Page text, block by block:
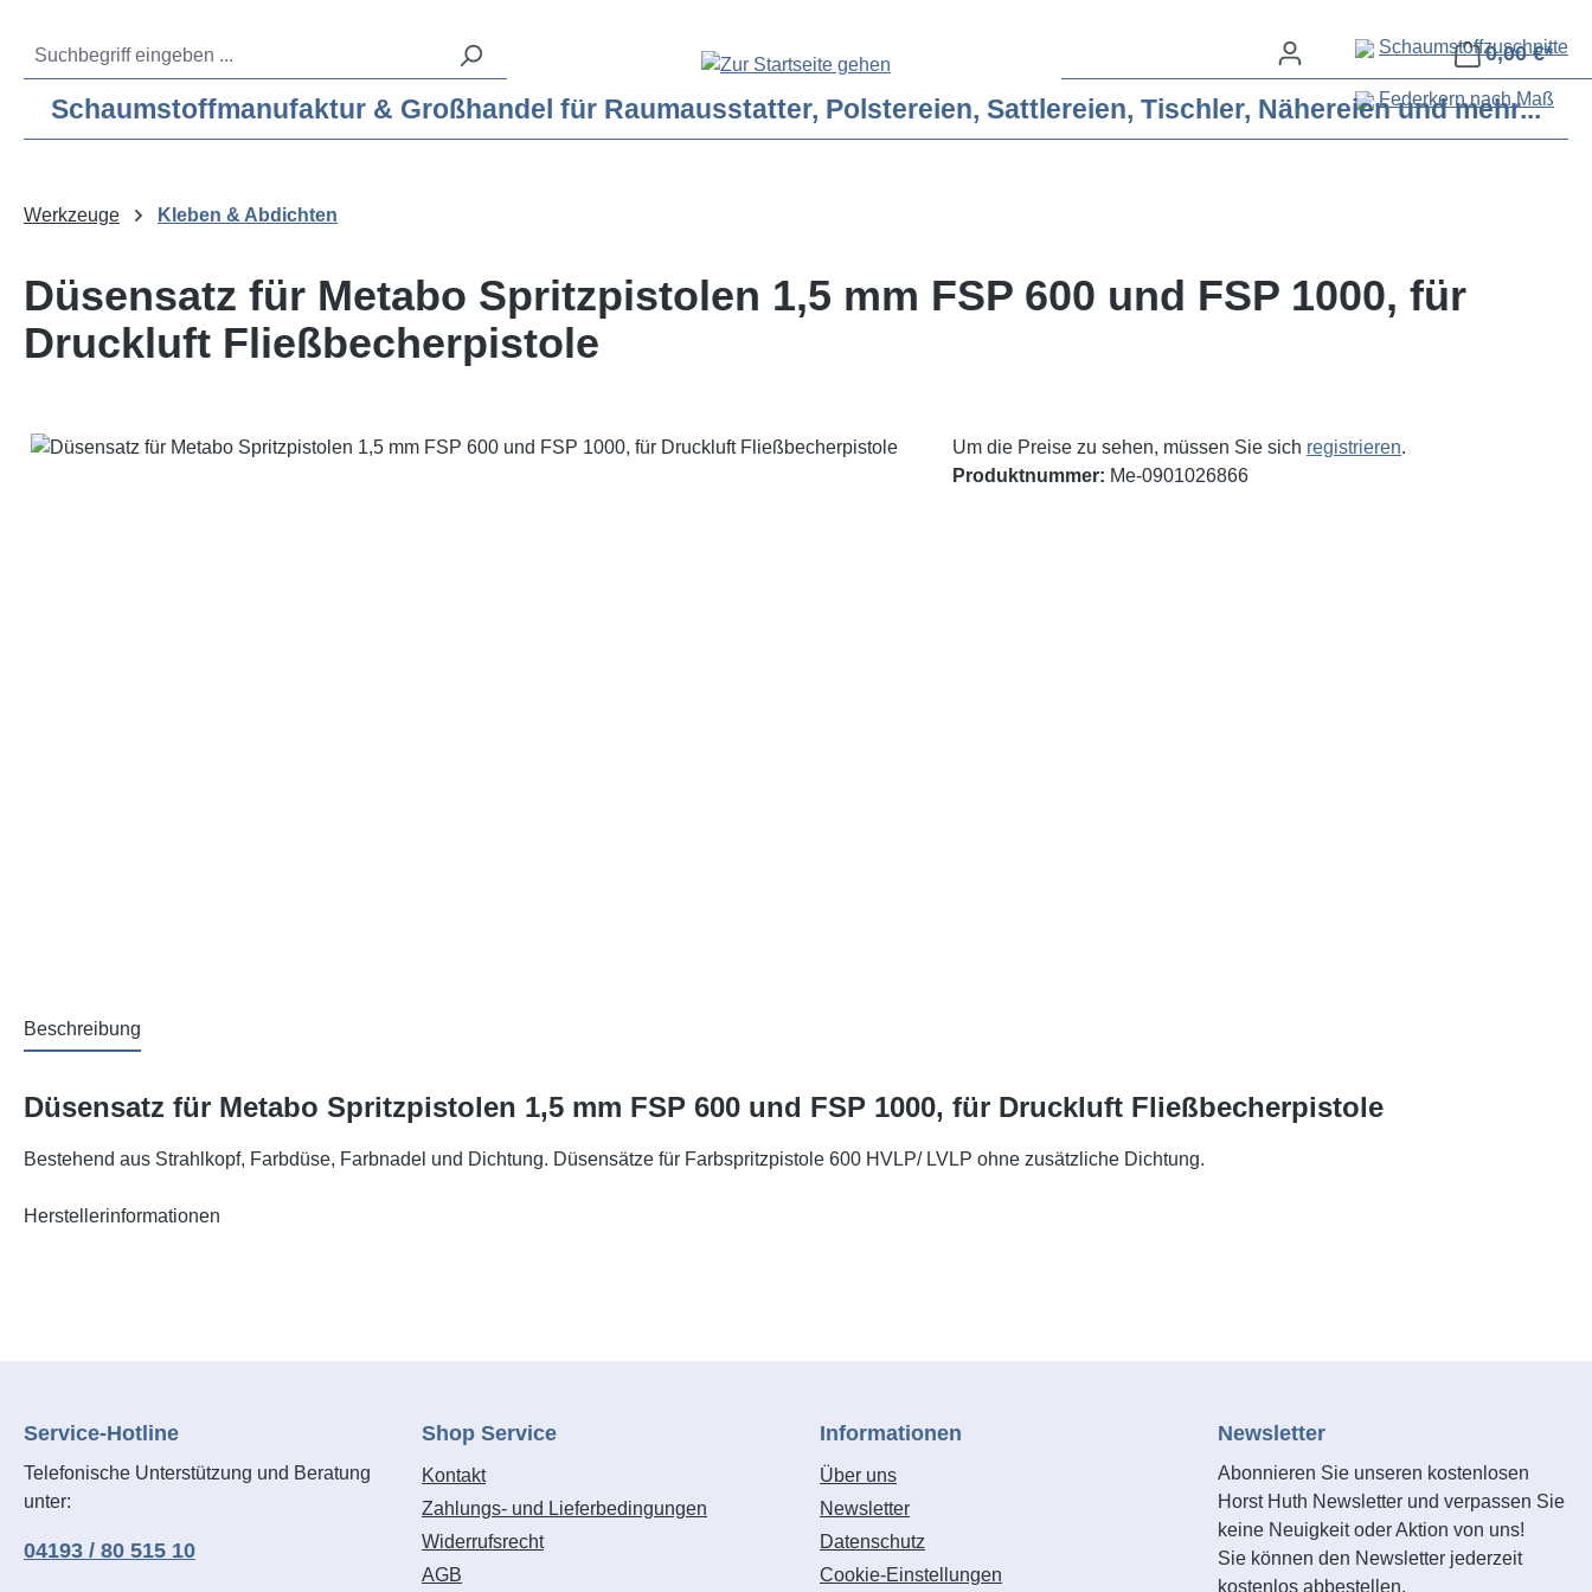
Service-Hotline: 04193 – 80 515 10 Schaumstoffzuschnitte
Federkern nach Maß
0,00 €*
Schaumstoffmanufaktur & Großhandel für Raumausstatter, Polstereien, Sattlereien, Tischler, Nähereien und mehr...
Werkzeuge Kleben & Abdichten
Düsensatz für Metabo Spritzpistolen 1,5 mm FSP 600 und FSP 1000, für
Druckluft Fließbecherpistole
Bildergalerie überspringen Um die Preise zu sehen, müssen Sie sich registrieren.
Produktnummer: Me-0901026866
Beschreibung
Düsensatz für Metabo Spritzpistolen 1,5 mm FSP 600 und FSP 1000, für Druckluft Fließbecherpistole
Bestehend aus Strahlkopf, Farbdüse, Farbnadel und Dichtung. Düsensätze für Farbspritzpistole 600 HVLP/ LVLP ohne zusätzliche Dichtung.
Herstellerinformationen
Service-Hotline
Telefonische Unterstützung und Beratung
unter:
04193 / 80 515 10
Shop Service
Kontakt
Zahlungs- und Lieferbedingungen
Widerrufsrecht
AGB
Informationen
Über uns
Newsletter
Datenschutz
Cookie-Einstellungen
Newsletter
Abonnieren Sie unseren kostenlosen
Horst Huth Newsletter und verpassen Sie
keine Neuigkeit oder Aktion von uns!
Sie können den Newsletter jederzeit
kostenlos abbestellen.